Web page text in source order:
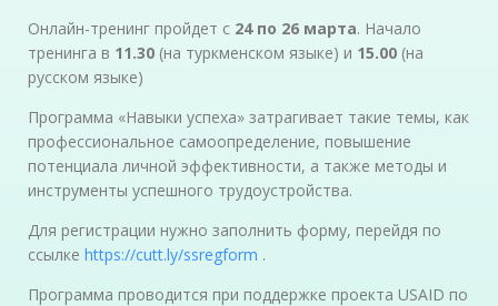
Онлайн-тренинг пройдет с 24 по 26 марта. Начало
тренинга в 11.30 (на туркменском языке) и 15.00 (на
русском языке)
Программа «Навыки успеха» затрагивает такие темы, как
профессиональное самоопределение, повышение
потенциала личной эффективности, а также методы и
инструменты успешного трудоустройства.
Для регистрации нужно заполнить форму, перейдя по
ссылке https://cutt.ly/ssregform .
Программа проводится при поддержке проекта USAID по